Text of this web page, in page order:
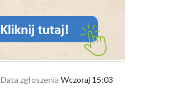
Wczoraj 15:03
Data zgłoszenia